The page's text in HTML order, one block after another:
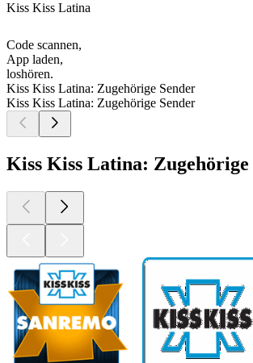
Kiss Kiss Latina
Code scannen,
App laden,
loshören.
Kiss Kiss Latina: Zugehörige Sender
Kiss Kiss Latina: Zugehörige Sender
Kiss Kiss Latina: Zugehörige